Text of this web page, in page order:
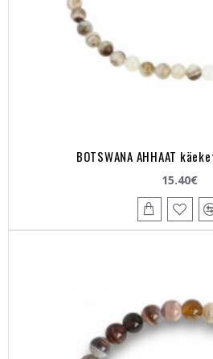
BOTSWANA AHHAAT
15.40€